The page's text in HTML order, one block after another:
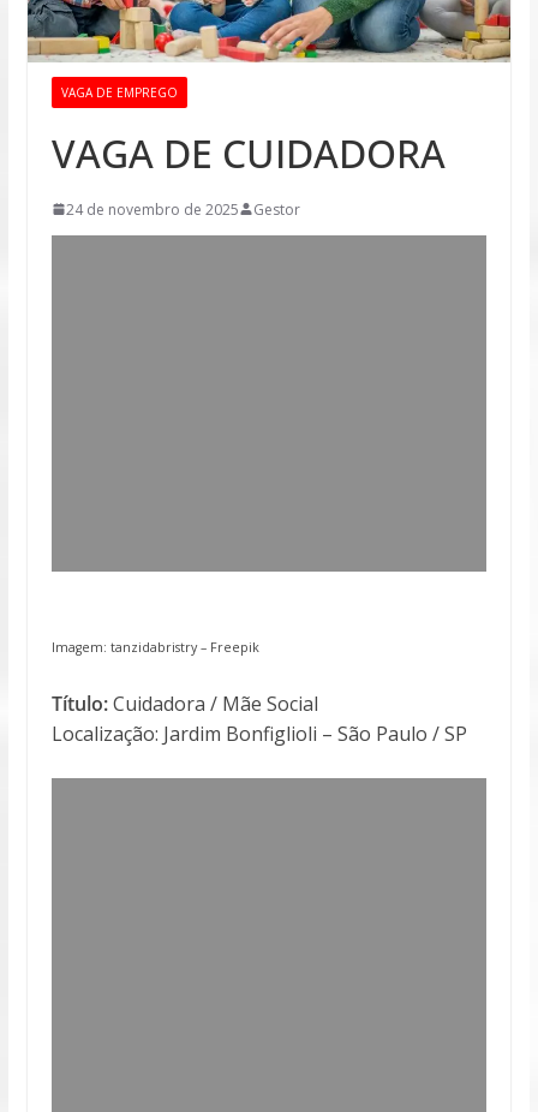
VAGA DE EMPREGO
VAGA DE CUIDADORA
24 de novembro de 2025 Gestor
Imagem: tanzidabristry – Freepik
Título:Cuidadora / Mãe Social
Localização: Jardim Bonfiglioli – São Paulo / SP